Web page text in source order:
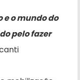
e o mundo do
pelo fazer